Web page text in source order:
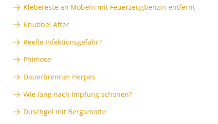
Klebereste an Möbeln mit Feuerzeugbenzin entfernt
Knubbel After
Reelle Infektionsgefahr?
Phimose
Dauerbrenner Herpes
Wie lang nach Impfung schonen?
Duschgel mit Bergamotte